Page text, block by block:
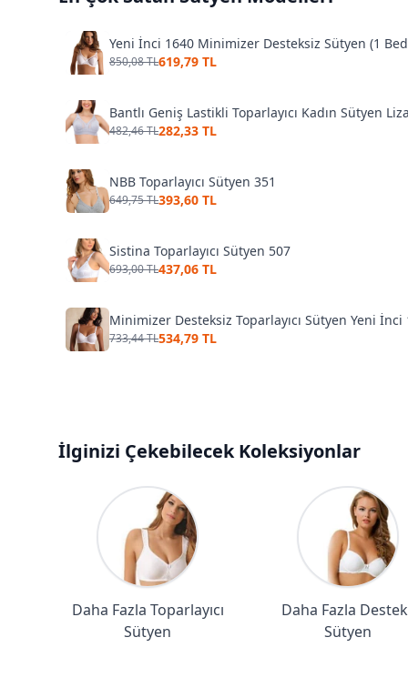
Yeni İnci 1640 Minimizer Desteksiz Sütyen (1
850,08 TL619,79 TL
Bantlı Geniş Lastikli Toparlayıcı Kadın Sütyen
482,46 TL282,33 TL
NBB Toparlayıcı Sütyen 351
649,75 TL393,60 TL
Sistina Toparlayıcı Sütyen 507
693,00 TL437,06 TL
Minimizer Desteksiz Toparlayıcı Sütyen Yeni İnci
733,44 TL534,79 TL
İlginizi Çekebilecek Koleksiyonlar
Daha Fazla Toparlayıcı
Sütyen
Daha Fazla
Sütyen